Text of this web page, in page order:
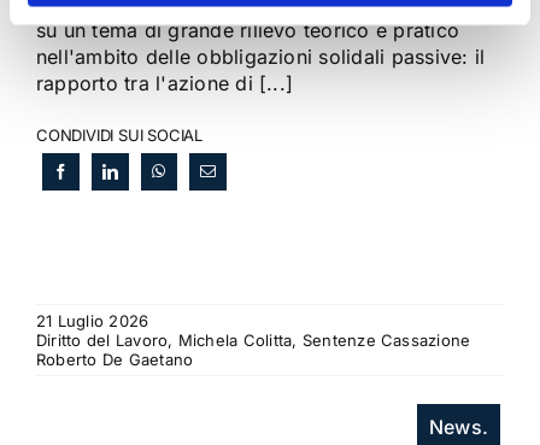
su un tema di grande rilievo teorico e pratico
nell'ambito delle obbligazioni solidali passive: il
rapporto tra l'azione di [...]
CONDIVIDI SUI SOCIAL
21 Luglio 2026
Diritto del Lavoro, Michela Colitta, Sentenze Cassazione
Roberto De Gaetano
News.